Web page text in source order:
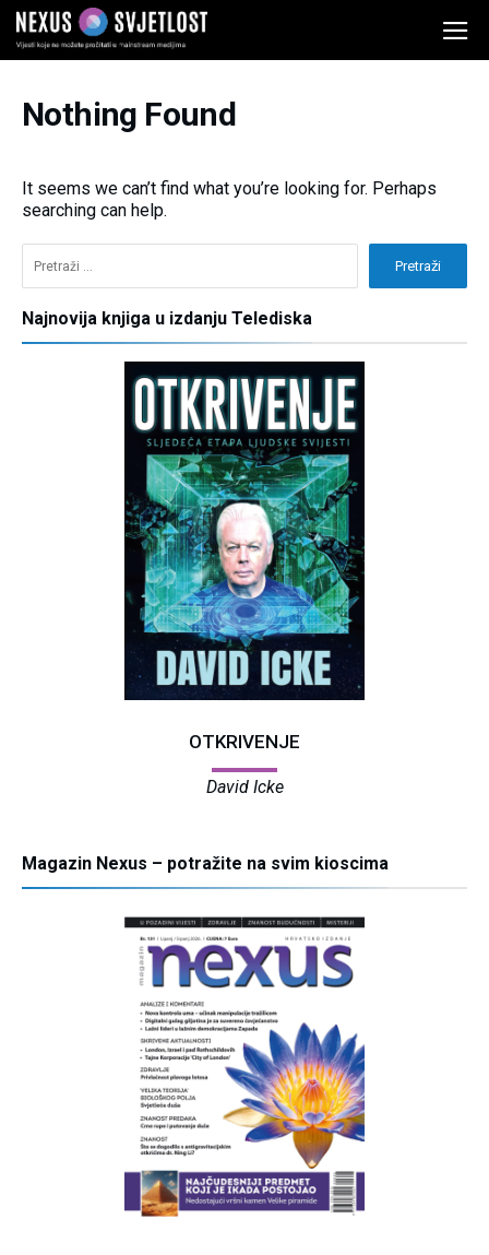
Nothing Found
It seems we can’t find what you’re looking for. Perhaps
searching can help.
Najnovija knjiga u izdanju Telediska
OTKRIVENJE
David Icke
Magazin Nexus – potražite na svim kioscima